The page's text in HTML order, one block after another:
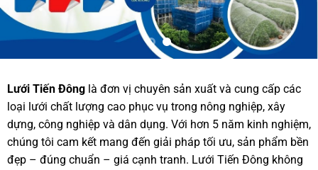
Lưới Tiến Đônglà đơn vị chuyên sản xuất và cung cấp các
loại lưới chất lượng cao phục vụ trong nông nghiệp, xây
dựng, công nghiệp và dân dụng. Với hơn 5 năm kinh nghiệm,
chúng tôi cam kết mang đến giải pháp tối ưu, sản phẩm bền
đẹp – đúng chuẩn – giá cạnh tranh. Lưới Tiến Đông không